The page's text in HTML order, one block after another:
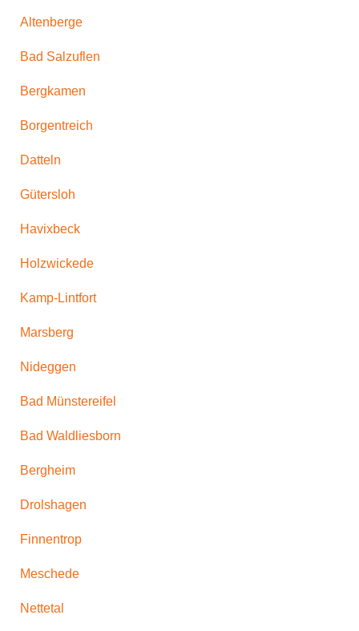
Altenberge
Bad Salzuflen
Bergkamen
Borgentreich
Datteln
Gütersloh
Havixbeck
Holzwickede
Kamp-Lintfort
Marsberg
Nideggen
Bad Münstereifel
Bad Waldliesborn
Bergheim
Drolshagen
Finnentrop
Meschede
Nettetal